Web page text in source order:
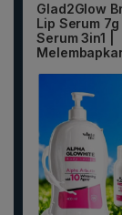
Glad2Glow
Lip Serum
Serum 3in1 |